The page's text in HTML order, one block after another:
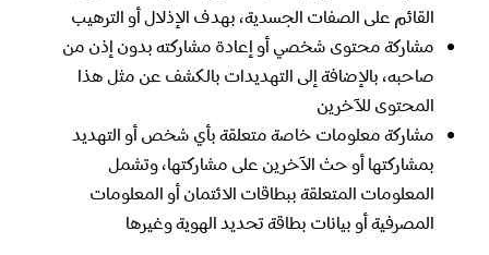
القائم على الصفات الجسدية، بهدف الإذلال أو الترهيب
مشاركة محتوى شخصي أو إعادة مشاركته بدون إذن من
صاحبه، بالإضافة إلى التهديدات بالكشف عن مثل هذا
المحتوى للآخرين
مشاركة معلومات خاصة متعلقة بأي شخص أو التهديد
بمشاركتها أو حث الآخرين على مشاركتها، وتشمل
المعلومات المتعلقة ببطاقات الائتمان أو المعلومات
المصرفية أو بيانات بطاقة تحديد الهوية وغيرها